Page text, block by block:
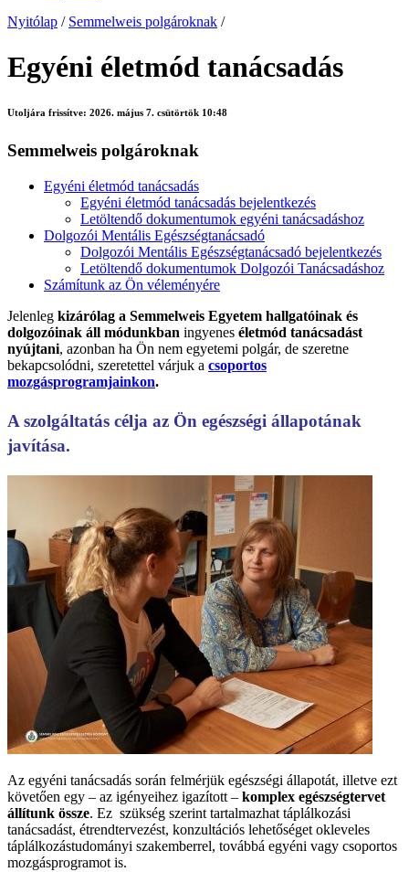
Nyitólap / Semmelweis polgároknak /
Egyéni életmód tanácsadás
Utoljára frissítve: 2026. május 7. csütörtök 10:48
Semmelweis polgároknak
Egyéni életmód tanácsadás
Egyéni életmód tanácsadás bejelentkezés
Letöltendő dokumentumok egyéni tanácsadáshoz
Dolgozói Mentális Egészségtanácsadó
Dolgozói Mentális Egészségtanácsadó bejelentkezés
Letöltendő dokumentumok Dolgozói Tanácsadáshoz
Számítunk az Ön véleményére
Jelenleg kizárólag a Semmelweis Egyetem hallgatóinak és
dolgozóinak áll módunkban ingyenes életmód tanácsadást
nyújtani, azonban ha Ön nem egyetemi polgár, de szeretne
bekapcsolódni, szeretettel várjuk a csoportos
mozgásprogramjainkon.
A szolgáltatás célja az Ön egészségi állapotának
javítása.
Az egyéni tanácsadás során felmérjük egészségi állapotát, illetve ezt
követően egy – az igényeihez igazított – komplex egészségtervet
állítunk össze. Ez szükség szerint tartalmazhat táplálkozási
tanácsadást, étrendtervezést, konzultációs lehetőséget okleveles
táplálkozástudományi szakemberrel, továbbá egyéni vagy csoportos
mozgásprogramot is.